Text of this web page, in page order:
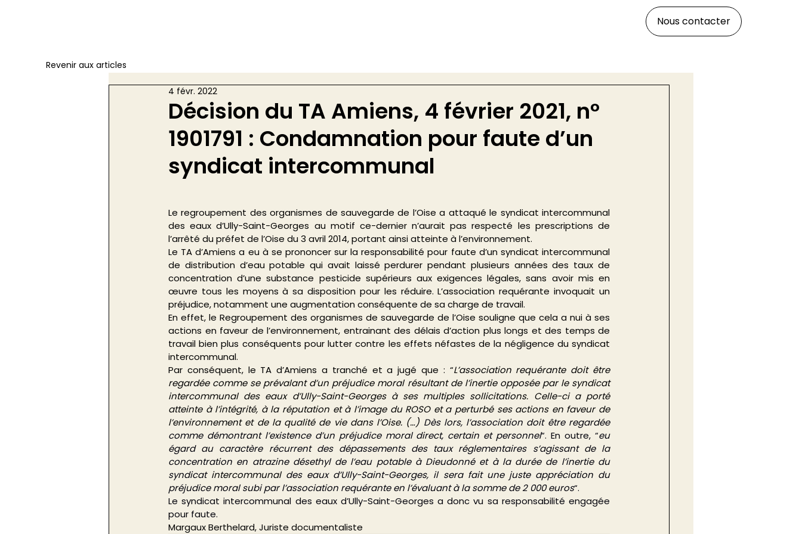
Nous contacter
Décision du TA Amiens, 4 février 2021, n°
1901791 : Condamnation pour faute d’un
syndicat intercommunal
4 févr. 2022
Le regroupement des organismes de sauvegarde de l’Oise a attaqué le syndicat intercommunal
des eaux d’Ully-Saint-Georges au motif ce-dernier n’aurait pas respecté les prescriptions de
l’arrêté du préfet de l’Oise du 3 avril 2014, portant ainsi atteinte à l’environnement.
Le TA d’Amiens a eu à se prononcer sur la responsabilité pour faute d’un syndicat intercommunal
de distribution d’eau potable qui avait laissé perdurer pendant plusieurs années des taux de
concentration d’une substance pesticide supérieurs aux exigences légales, sans avoir mis en
œuvre tous les moyens à sa disposition pour les réduire. L’association requérante invoquait un
préjudice, notamment une augmentation conséquente de sa charge de travail.
En effet, le Regroupement des organismes de sauvegarde de l’Oise souligne que cela a nui à ses
actions en faveur de l’environnement, entrainant des délais d’action plus longs et des temps de
travail bien plus conséquents pour lutter contre les effets néfastes de la négligence du syndicat
intercommunal.
Par conséquent, le TA d’Amiens a tranché et a jugé que : “L’association requérante doit être
regardée comme se prévalant d’un préjudice moral résultant de l’inertie opposée par le syndicat
intercommunal des eaux d’Ully-Saint-Georges à ses multiples sollicitations. Celle-ci a porté
atteinte à l’intégrité, à la réputation et à l’image du ROSO et a perturbé ses actions en faveur de
l’environnement et de la qualité de vie dans l’Oise. (…) Dès lors, l’association doit être regardée
comme démontrant l’existence d’un préjudice moral direct, certain et personnel“. En outre, “eu
égard au caractère récurrent des dépassements des taux réglementaires s’agissant de la
concentration en atrazine désethyl de l’eau potable à Dieudonné et à la durée de l’inertie du
syndicat intercommunal des eaux d’Ully-Saint-Georges, il sera fait une juste appréciation du
préjudice moral subi par l’association requérante en l’évaluant à la somme de 2 000 euros“.
Le syndicat intercommunal des eaux d’Ully-Saint-Georges a donc vu sa responsabilité engagée
pour faute.
Margaux Berthelard, Juriste documentaliste
Revenir aux articles